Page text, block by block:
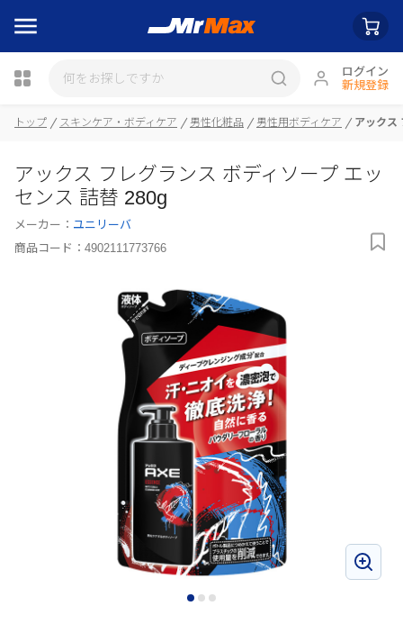
ログイン
新規登録
瓶詰
トップ スキンケア・ボディケア 男性化粧品 男性用ボディケア アックス
アックス フレグランス ボディソープ エッ
センス 詰替 280g
メーカー： ユニリーバ
商品コード： 4902111773766